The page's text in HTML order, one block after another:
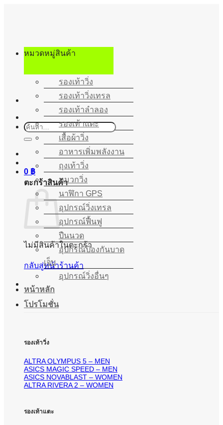
เนื้อหา
ค้นหา:
0 ฿
ตะกร้าสินค้า
ไม่มีสินค้าในตะกร้า
กลับสู่หน้าร้านค้า
หมวดหมู่สินค้า
รองเท้าวิ่ง
รองเท้าวิ่งเทรล
รองเท้าลำลอง
รองเท้าแตะ
เสื้อผ้าวิ่ง
อาหารเพิ่มพลังงาน
ถุงเท้าวิ่ง
หมวกวิ่ง
นาฬิกา GPS
อุปกรณ์วิ่งเทรล
อุปกรณ์ฟื้นฟู
ปืนนวด
อุปกรณ์ป้องกันบาด
เจ็บ
อุปกรณ์วิ่งอื่นๆ
หน้าหลัก
โปรโมชั่น
รองเท้าวิ่ง
ALTRA OLYMPUS 5 – MEN
ASICS MAGIC SPEED – MEN
ASICS NOVABLAST – WOMEN
ALTRA RIVERA 2 – WOMEN
รองเท้าแตะ